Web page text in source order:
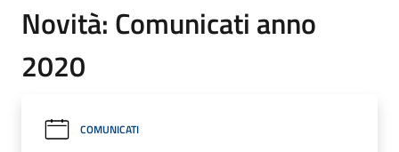
Novità: Comunicati anno
2020
COMUNICATI